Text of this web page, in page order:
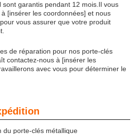
sont garantis pendant 12 mois.Il vous
[insérer les coordonnées] et nous
vous assurer que votre produit
de réparation pour nos porte-clés
contactez-nous à [insérer les
avec vous pour déterminer le
du porte-clés métallique